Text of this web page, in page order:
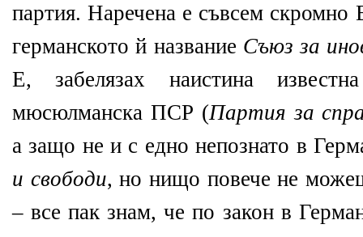
партия. Наречена е съвсем скромно
германското й название Съюз за
Е, забелязах наистина
мюсюлманска ПСР (Партия за
а защо не и с едно непознато в
и свободи, но нищо повече не
– все пак знам, че по закон в